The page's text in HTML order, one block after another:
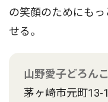
の笑顔のためにも
せる。
山野愛子どろん
茅ヶ崎市元町13-1